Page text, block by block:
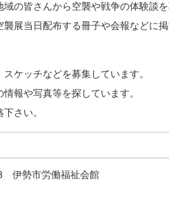
の皆さんから空襲や戦争の体験談を
展当日配布する冊子や会報などに掲
ケッチなどを募集しています。
報や写真等を探しています。
さい。
伊勢市労働福祉会館